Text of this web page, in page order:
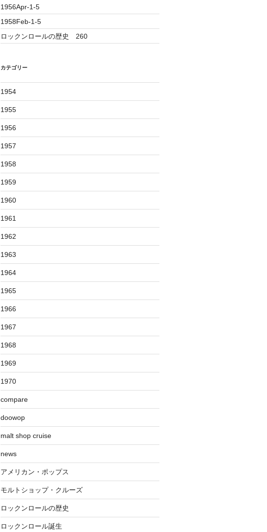
1956Apr-1-5
1958Feb-1-5
ロックンロールの歴史 260
カテゴリー
1954
1955
1956
1957
1958
1959
1960
1961
1962
1963
1964
1965
1966
1967
1968
1969
1970
compare
doowop
malt shop cruise
news
アメリカン・ポップス
モルトショップ・クルーズ
ロックンロールの歴史
ロックンロール誕生